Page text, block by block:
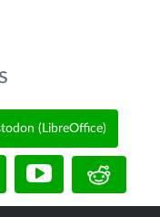
(LibreOffice)